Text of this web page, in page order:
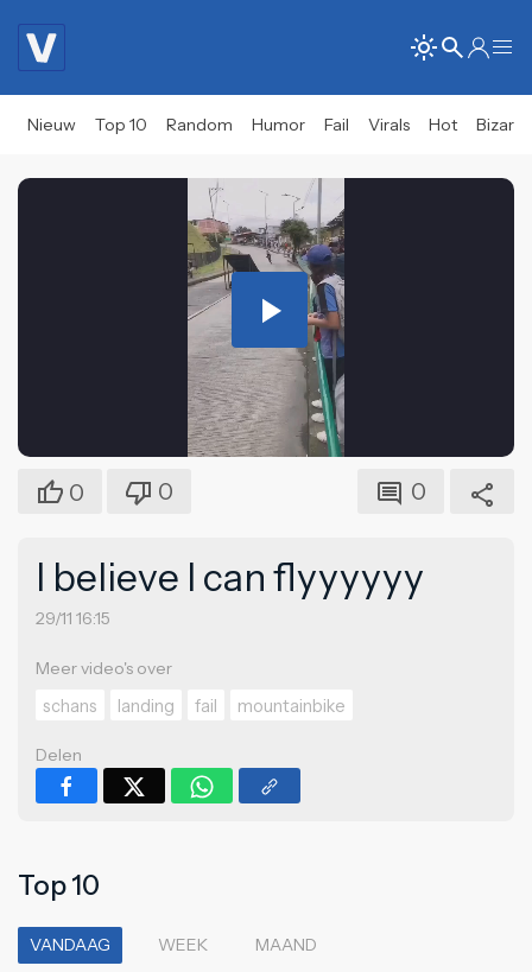
Nieuw Top 10 Random Humor Fail Virals Hot Bizar
Play
Video
0 0 0
I believe I can flyyyyyy
29/11 16:15
Meer video's over
schans
landing fail mountainbike
Delen
Top 10
VANDAAG WEEK MAAND